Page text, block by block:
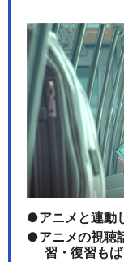
アニメと連動
アニメの視聴
習・復習も